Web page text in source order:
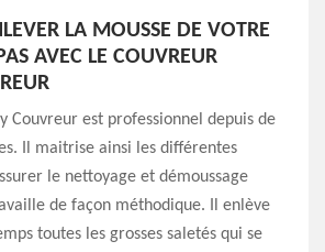
LA MOUSSE DE VOTRE
AVEC LE COUVREUR
Couvreur est professionnel depuis de
Il maitrise ainsi les différentes
le nettoyage et démoussage
de façon méthodique. Il enlève
toutes les grosses saletés qui se